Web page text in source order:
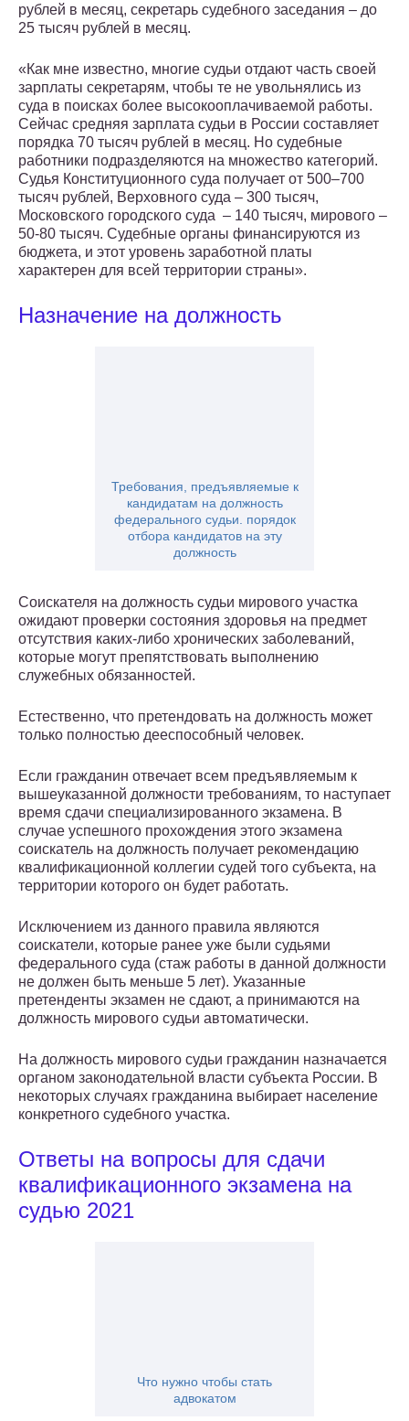
рублей в месяц, секретарь судебного заседания – до
25 тысяч рублей в месяц.
«Как мне известно, многие судьи отдают часть своей
зарплаты секретарям, чтобы те не увольнялись из
суда в поисках более высокооплачиваемой работы.
Сейчас средняя зарплата судьи в России составляет
порядка 70 тысяч рублей в месяц. Но судебные
работники подразделяются на множество категорий.
Судья Конституционного суда получает от 500–700
тысяч рублей, Верховного суда – 300 тысяч,
Московского городского суда – 140 тысяч, мирового –
50-80 тысяч. Судебные органы финансируются из
бюджета, и этот уровень заработной платы
характерен для всей территории страны».
Назначение на должность
Требования, предъявляемые к
кандидатам на должность
федерального судьи. порядок
отбора кандидатов на эту
должность
Соискателя на должность судьи мирового участка
ожидают проверки состояния здоровья на предмет
отсутствия каких-либо хронических заболеваний,
которые могут препятствовать выполнению
служебных обязанностей.
Естественно, что претендовать на должность может
только полностью дееспособный человек.
Если гражданин отвечает всем предъявляемым к
вышеуказанной должности требованиям, то наступает
время сдачи специализированного экзамена. В
случае успешного прохождения этого экзамена
соискатель на должность получает рекомендацию
квалификационной коллегии судей того субъекта, на
территории которого он будет работать.
Исключением из данного правила являются
соискатели, которые ранее уже были судьями
федерального суда (стаж работы в данной должности
не должен быть меньше 5 лет). Указанные
претенденты экзамен не сдают, а принимаются на
должность мирового судьи автоматически.
На должность мирового судьи гражданин назначается
органом законодательной власти субъекта России. В
некоторых случаях гражданина выбирает население
конкретного судебного участка.
Ответы на вопросы для сдачи
квалификационного экзамена на
судью 2021
Что нужно чтобы стать
адвокатом